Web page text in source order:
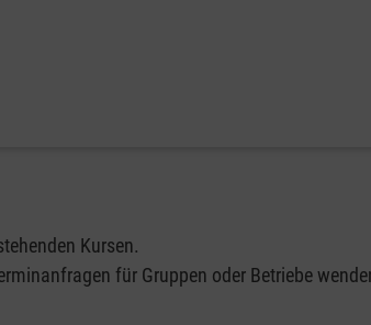
Kursen.
für Gruppen oder Betriebe